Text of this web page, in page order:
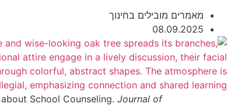
מאמרים מובילים בחינוך
08.09.2025
School Counseling. Journal of